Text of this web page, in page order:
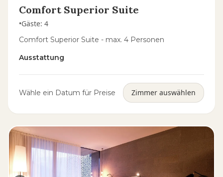
Comfort Superior Suite
•Gäste: 4
Comfort Superior Suite - max. 4 Personen
Ausstattung
Wähle ein Datum für Preise Zimmer auswählen